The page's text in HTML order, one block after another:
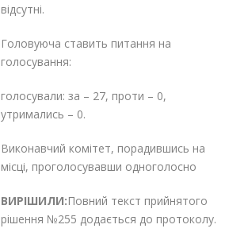
відсутні.
Головуюча ставить питання на
голосування:
голосували: за – 27, проти – 0,
утримались – 0.
Виконавчий комітет, порадившись на
місці, проголосувавши одноголосно
ВИРІШИЛИ:Повний текст прийнятого
рішення №255 додається до протоколу.